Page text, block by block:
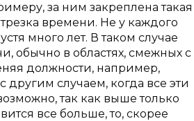
за ним закреплена такая
времени. Не у каждого
много лет. В таком случае
обычно в областях, смежных с
должности, например,
случаем, когда все эти
так как выше только
все больше, то, скорее